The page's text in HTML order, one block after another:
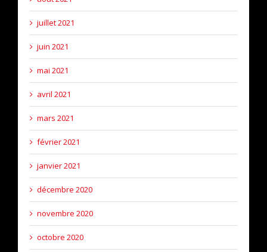
juillet 2021
juin 2021
mai 2021
avril 2021
mars 2021
février 2021
janvier 2021
décembre 2020
novembre 2020
octobre 2020